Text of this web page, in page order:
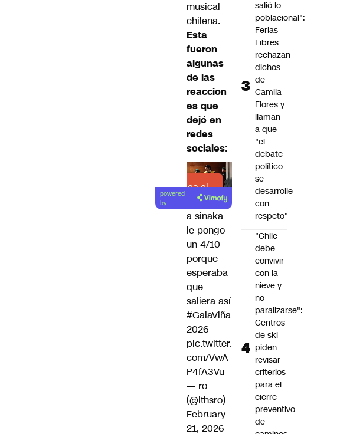
musical
chilena.
Esta
fueron
algunas
de las
reaccion
es que
dejó en
redes
sociales:
Lea el
artículo
powered
by
a sinaka
le pongo
un 4/10
porque
esperaba
que
saliera así
#GalaViña
2026
pic.twitter.
com/VwA
P4fA3Vu
— ro
(@lthsro)
February
21, 2026
salió lo
poblacional":
Ferias
Libres
rechazan
dichos
de
Camila
Flores y
llaman
a que
"el
debate
político
se
desarrolle
con
respeto"
"Chile
debe
convivir
con la
nieve y
no
paralizarse":
Centros
de ski
piden
revisar
criterios
para el
cierre
preventivo
de